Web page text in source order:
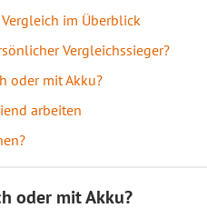
im Überblick
Vergleichssieger?
oder mit Akku?
arbeiten
oder mit Akku?